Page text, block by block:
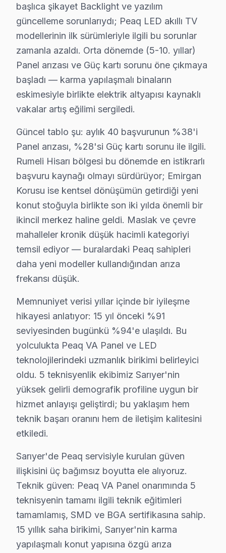
· Sarıyer Panasonic
· Sarıyer Toshiba
Peaq TV Arızası: Sarıyer'de Ne
Sarıyer'de Peaq TV arızasında yapmanız
Peaq Servis: 15 Yıl Deneyim
✓ 15+ Yıl Deneyim
✓ Yazılı Garanti Belgesi
✓ Orijinal Yedek Parça
Peaq Teknoloji Evrimi ve Tamir Gereklilikleri
Sarıyer ilçesi, İstanbul'un kuzey sahilinde yer alan
Günümüzde Sarıyer, güçlü bir ulaşım ağına sahiptir.
Bu bağlamda Peaq markasına ait televizyonların
Sarıyer’in elektronik tüketim verileri, özellikle Peaq
Peaq TV'nin Sarıyer'deki Yeri
Sarıyer’de Peaq TV kullanımıyla ilgili birkaç
Bir diğer sık karşılaşılan sorun ise "güç kartı
Üçüncü bir sorun ise "panel zararları"dır. Ekranda
Dördüncü olarak "yazılım güncellemeleri" ile ilgili
Son olarak, "anakart arızaları" da Sarıyer'deki Peaq
Sarıyer’deki Peaq ekran tamir hizmetleri, yukarıda
Sarıyer Mahallelerinde Peaq Servis Kapsamı
Ayazağa'da Peaq TV Servisi
Ayazağa, son yıllarda önemli bir gelişim gösteren
başlıca şikayet Backlight ve yazılım
güncelleme sorunlarıydı; Peaq LED akıllı TV
modellerinin ilk sürümleriyle ilgili bu sorunlar
zamanla azaldı. Orta dönemde (5-10. yıllar)
Panel arızası ve Güç kartı sorunu öne çıkmaya
başladı — karma yapılaşmalı binaların
eskimesiyle birlikte elektrik altyapısı kaynaklı
vakalar artış eğilimi sergiledi.
Güncel tablo şu: aylık 40 başvurunun %38'i
Panel arızası, %28'si Güç kartı sorunu ile ilgili.
Rumeli Hisarı bölgesi bu dönemde en istikrarlı
başvuru kaynağı olmayı sürdürüyor; Emirgan
Korusu ise kentsel dönüşümün getirdiği yeni
konut stoğuyla birlikte son iki yılda önemli bir
ikincil merkez haline geldi. Maslak ve çevre
mahalleler kronik düşük hacimli kategoriyi
temsil ediyor — buralardaki Peaq sahipleri
daha yeni modeller kullandığından arıza
frekansı düşük.
Memnuniyet verisi yıllar içinde bir iyileşme
hikayesi anlatıyor: 15 yıl önceki %91
seviyesinden bugünkü %94'e ulaşıldı. Bu
yolculukta Peaq VA Panel ve LED
teknolojilerindeki uzmanlık birikimi belirleyici
oldu. 5 teknisyenlik ekibimiz Sarıyer'nin
yüksek gelirli demografik profiline uygun bir
hizmet anlayışı geliştirdi; bu yaklaşım hem
teknik başarı oranını hem de iletişim kalitesini
etkiledi.
Sarıyer'de Peaq servisiyle kurulan güven
ilişkisini üç bağımsız boyutta ele alıyoruz.
Teknik güven: Peaq VA Panel onarımında 5
teknisyenin tamamı ilgili teknik eğitimleri
tamamlamış, SMD ve BGA sertifikasına sahip.
15 yıllık saha birikimi, Sarıyer'nin karma
yapılaşmalı konut yapısına özgü arıza